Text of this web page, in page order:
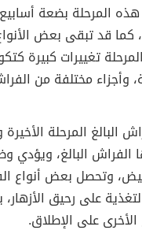
المرحلة بضعة
كما قد تبقى بعض
تغييرات كبيرة
وأجزاء مختلفة من
البالغ المرحلة الأخيرة
الفراش البالغ، ويؤدي
وتحصل بعض أنواع
على رحيق الأزهار،
الأخرى على الإطلاق.